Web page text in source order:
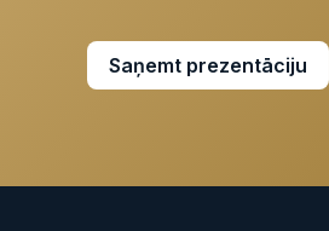
Saņemt prezentāciju